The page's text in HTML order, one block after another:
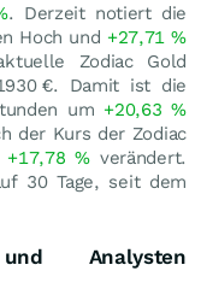
. Derzeit notiert die
Hoch und +27,71%
Zodiac Gold
€. Damit ist die
um +20,63%
der Kurs der Zodiac
+17,78% verändert.
30 Tage, seit dem
Analysten